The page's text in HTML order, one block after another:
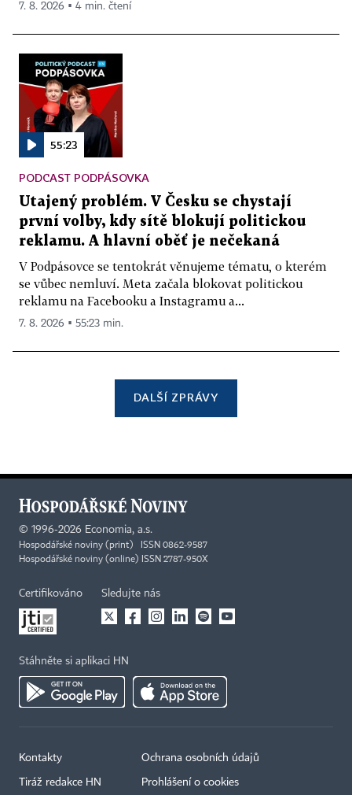
7. 8. 2026 ▪ 4 min. čtení
55:23
PODCAST PODPÁSOVKA
Utajený problém. V Česku se chystají
první volby, kdy sítě blokují politickou
reklamu. A hlavní oběť je nečekaná
V Podpásovce se tentokrát věnujeme tématu, o kterém
se vůbec nemluví. Meta začala blokovat politickou
reklamu na Facebooku a Instagramu a...
7. 8. 2026 ▪ 55:23 min.
DALŠÍ ZPRÁVY
© 1996-2026 Economia, a.s.
Hospodářské noviny (print) ISSN 0862-9587
Hospodářské noviny (online) ISSN 2787-950X
Certifikováno Sledujte nás
Stáhněte si aplikaci HN
Kontakty
Tiráž redakce HN
Ochrana osobních údajů
Prohlášení o cookies